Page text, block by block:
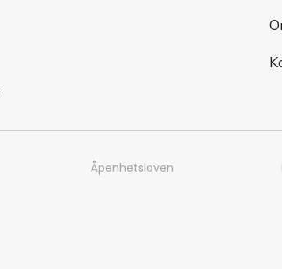
Åpenhetsloven